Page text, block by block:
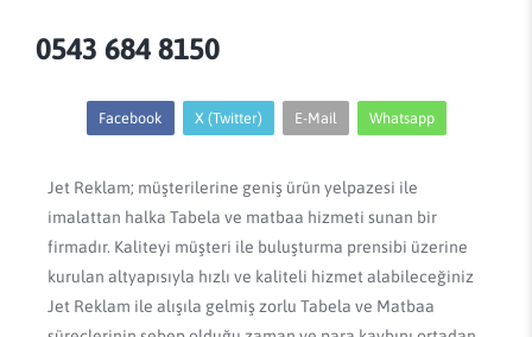
0543 684 8150
Facebook X (Twitter) E-Mail Whatsapp
Jet Reklam; müşterilerine geniş ürün yelpazesi ile
imalattan halka Tabela ve matbaa hizmeti sunan bir
firmadır. Kaliteyi müşteri ile buluşturma prensibi üzerine
kurulan altyapısıyla hızlı ve kaliteli hizmet alabileceğiniz
Jet Reklam ile alışıla gelmiş zorlu Tabela ve Matbaa